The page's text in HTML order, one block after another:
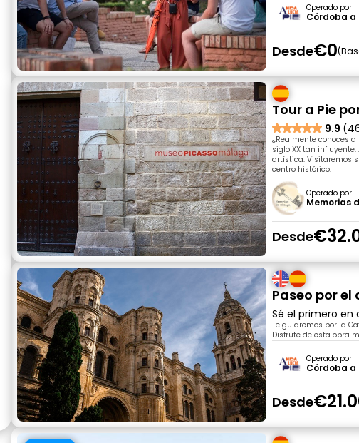
Operado por
Córdoba a
Desde€0
Tour a Pie
9.9
¿Realmente conoces
siglo XX tan
artística. Visitaremos
centro histórico.
Operado por
Memorias
Desde
Paseo por
Sé el primero en
Te guiaremos por la
Disfrute de esta obra
Operado por
Córdoba a
Desde